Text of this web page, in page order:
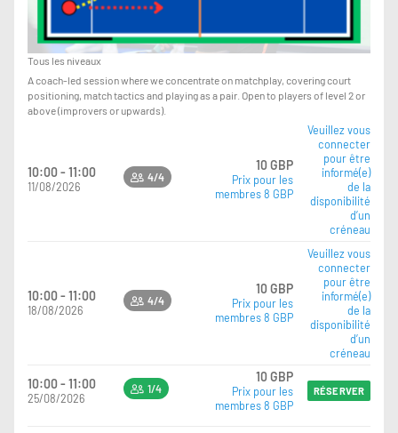
Tous les niveaux
A coach-led session where we concentrate on matchplay, covering court
positioning, match tactics and playing as a pair. Open to players of level 2 or
above (improvers or upwards).
10:00 - 11:00
11/08/2026
4/4
10 GBP
Prix pour les
membres 8 GBP
Veuillez vous
connecter
pour être
informé(e)
de la
disponibilité
d’un
créneau
10:00 - 11:00
18/08/2026
4/4
10 GBP
Prix pour les
membres 8 GBP
Veuillez vous
connecter
pour être
informé(e)
de la
disponibilité
d’un
créneau
10:00 - 11:00
25/08/2026
1/4
10 GBP
Prix pour les
membres 8 GBP
RÉSERVER